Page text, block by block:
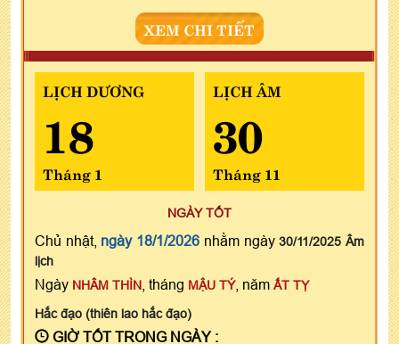
XEM CHI TIẾT
LỊCH DƯƠNG
18
Tháng 1
LỊCH ÂM
30
Tháng 11
NGÀY TỐT
Chủ nhật, ngày 18/1/2026 nhằm ngày30/11/2025 Âm
lịch
Ngày NHÂM THÌN , tháng MẬU TÝ, năm ẤT TỴ
Hắc đạo (thiên lao hắc đạo)
GIỜ TỐT TRONG NGÀY :